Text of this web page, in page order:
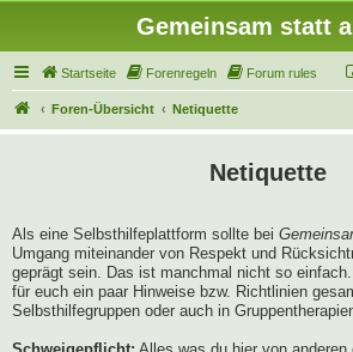
Gemeinsam statt
Startseite Forenregeln Forum rules
Foren-Übersicht Netiquette
Netiquette
Als eine Selbsthilfeplattform sollte bei
Umgang miteinander von Respekt und
geprägt sein. Das ist manchmal nicht so
für euch ein paar Hinweise bzw. Richtlinien
Selbsthilfegruppen oder auch in